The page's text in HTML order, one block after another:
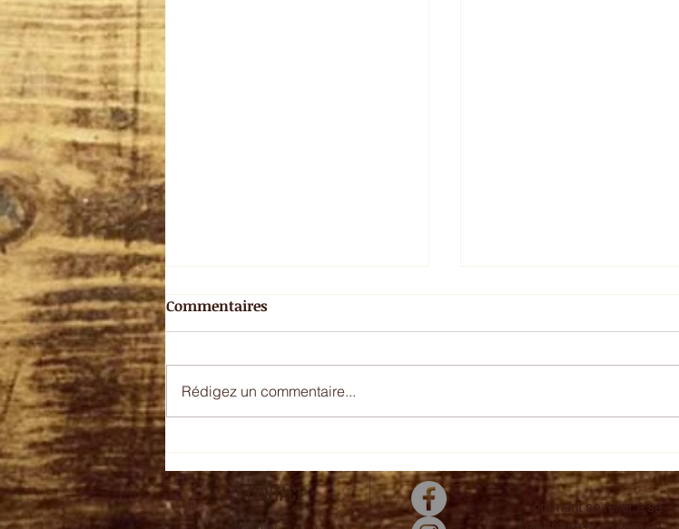
Moussaka et boulettes
Commentaires
Rédigez un commentaire...
CONTACT
Comment se relier à sa